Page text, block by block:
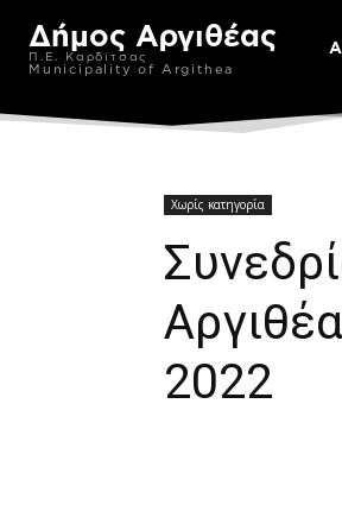
Δήμος Αργιθέας
Π.Ε. Καρδίτσας
Municipality of Argithea
Χωρίς κατηγορία
2022